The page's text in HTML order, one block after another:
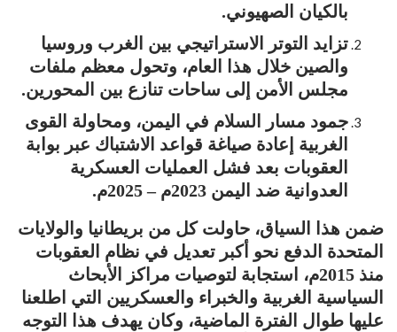
بالكيان الصهيوني.
تزايد التوتر الاستراتيجي بين الغرب وروسيا
والصين خلال هذا العام، وتحول معظم ملفات
مجلس الأمن إلى ساحات تنازع بين المحورين.
جمود مسار السلام في اليمن، ومحاولة القوى
الغربية إعادة صياغة قواعد الاشتباك عبر بوابة
العقوبات بعد فشل العمليات العسكرية
العدوانية ضد اليمن 2023م – 2025م.
ضمن هذا السياق، حاولت كل من بريطانيا والولايات
المتحدة الدفع نحو أكبر تعديل في نظام العقوبات
منذ 2015م، استجابة لتوصيات مراكز الأبحاث
السياسية الغربية والخبراء والعسكريين التي اطلعنا
عليها طوال الفترة الماضية، وكان يهدف هذا التوجه